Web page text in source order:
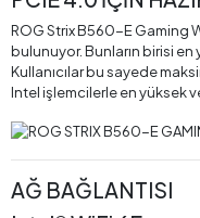
ROG Strix B560-E Gaming
bulunuyor. Bunların birisi en
Kullanıcılar bu sayede
Intel işlemcilerle en yüksek
AĞ BAĞLANTISI